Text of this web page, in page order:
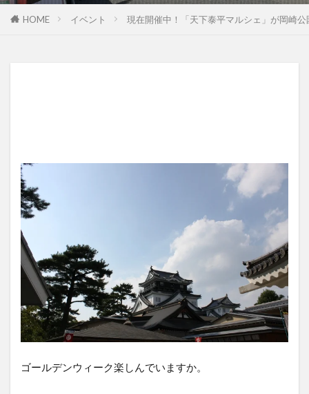
HOME イベント 現在開催中！「天下泰平マルシェ」が岡崎
ゴールデンウィーク楽しんでいますか。